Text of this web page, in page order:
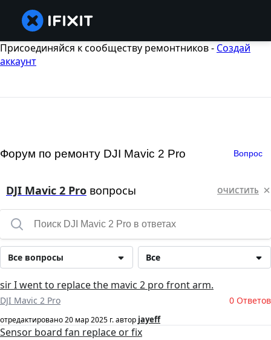
Присоединяйся к сообществу ремонтников - Создай
аккаунт
Форум по ремонту DJI Mavic 2 Pro Вопрос
DJI Mavic 2 Pro вопросы ОЧИСТИТЬ
Все
Все вопросы
sir I went to replace the mavic 2 pro front arm.
DJI Mavic 2 Pro 0 Ответов
отредактировано20 мар 2025 г.автор jayeff
Sensor board fan replace or fix